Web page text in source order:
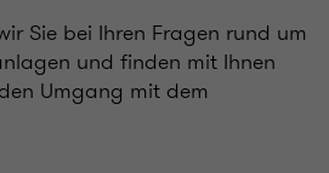
Sie bei Ihren Fragen rund um
und finden mit Ihnen
Umgang mit dem